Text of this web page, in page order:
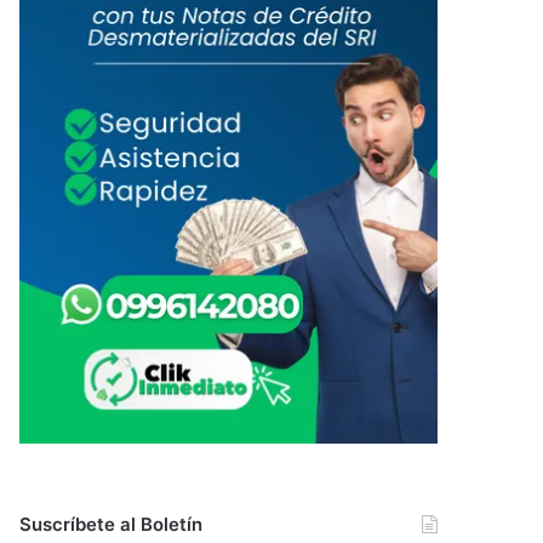
Suscríbete al Boletín